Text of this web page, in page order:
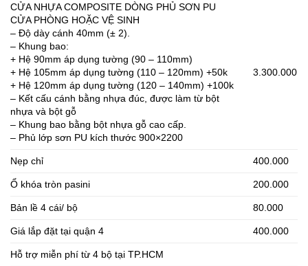
CỬA NHỰA COMPOSITE DÒNG PHỦ SƠN PU
CỬA PHÒNG HOẶC VỆ SINH
– Độ dày cánh 40mm (± 2).
– Khung bao:
+ Hệ 90mm áp dụng tường (90 – 110mm)
+ Hệ 105mm áp dụng tường (110 – 120mm) +50k
+ Hệ 120mm áp dụng tường (120 – 140mm) +100k
– Kết cấu cánh bằng nhựa đúc, được làm từ bột
nhựa và bột gỗ
– Khung bao bằng bột nhựa gỗ cao cấp.
– Phủ lớp sơn PU kích thước 900×2200
3.300.000
Nẹp chỉ 400.000
Ổ khóa tròn pasini 200.000
Bản lề 4 cái/ bộ 80.000
Giá lắp đặt tại quận 4 400.000
Hỗ trợ miễn phí từ 4 bộ tại TP.HCM